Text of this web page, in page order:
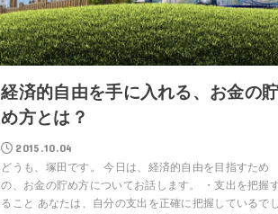
経済的自由を手に入れる、お金の
め方とは？
2015.10.04
どうも、塚田です。 今日は、経済的自由を目指すため
の、お金の貯め方についてお話します。 ・支出を把握
ること あなたは、自分の支出を正確に把握しているで